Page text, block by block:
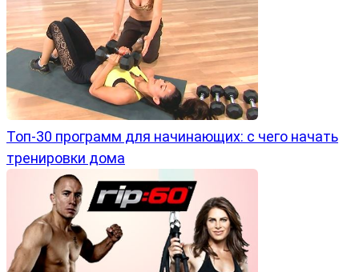
Топ-30 программ для начинающих: с чего начать
тренировки дома